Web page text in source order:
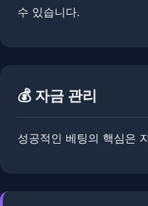
수 있습니다.
💰 자금 관리
성공적인 베팅의 핵심은